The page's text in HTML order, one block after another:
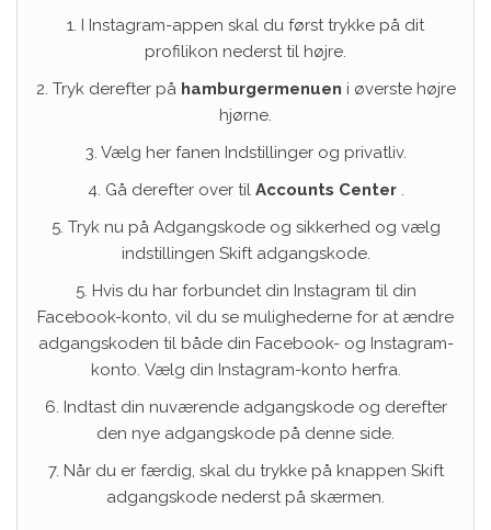
1. I Instagram-appen skal du først trykke på dit
profilikon nederst til højre.
2. Tryk derefter på hamburgermenuen i øverste højre
hjørne.
3. Vælg her fanen Indstillinger og privatliv.
4. Gå derefter over til Accounts Center.
5. Tryk nu på Adgangskode og sikkerhed og vælg
indstillingen Skift adgangskode.
5. Hvis du har forbundet din Instagram til din
Facebook-konto, vil du se mulighederne for at ændre
adgangskoden til både din Facebook- og Instagram-
konto. Vælg din Instagram-konto herfra.
6. Indtast din nuværende adgangskode og derefter
den nye adgangskode på denne side.
7. Når du er færdig, skal du trykke på knappen Skift
adgangskode nederst på skærmen.